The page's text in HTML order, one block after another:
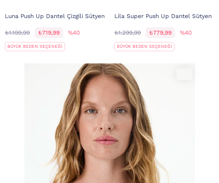
Luna Push Up Dantel Çizgili Sütyen
₺1.199,99 ₺719,99 %40
BÜYÜK BEDEN SEÇENEĞİ
Lila Super Push Up Dantel Sütyen
₺1.299,99 ₺779,99 %40
BÜYÜK BEDEN SEÇENEĞİ